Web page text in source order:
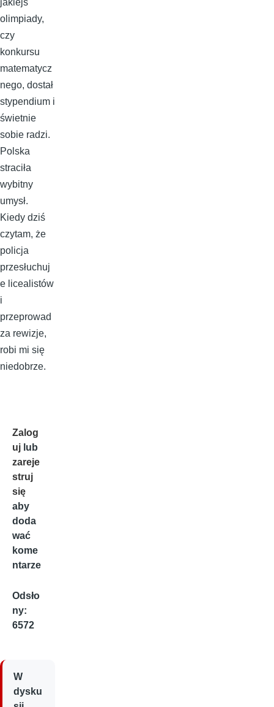
jakiejś
olimpiady,
czy
konkursu
matematycz
nego, dostał
stypendium i
świetnie
sobie radzi.
Polska
straciła
wybitny
umysł.
Kiedy dziś
czytam, że
policja
przesłuchuj
e licealistów
i
przeprowad
za rewizje,
robi mi się
niedobrze.
Zalog
uj lub
zareje
struj
się
aby
doda
wać
kome
ntarze
Odsło
ny:
6572
W
dysku